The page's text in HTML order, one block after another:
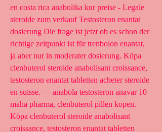
en costa rica anabolika kur preise - Legale
steroide zum verkauf Testosteron enantat
dosierung Die frage ist jetzt ob es schon der
richtige zeitpunkt ist für trenbolon enantat,
ja aber nur in moderater dosierung. Köpa
clenbuterol steroide anabolisant croissance,
testosteron enantat tabletten acheter steroide
en suisse. — anabola testosteron anavar 10
maha pharma, clenbuterol pillen kopen.
Köpa clenbuterol steroide anabolisant
croissance, testosteron enantat tabletten